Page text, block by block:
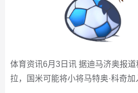
体育资讯6月3日讯 据迪马济奥报
拉，国米可能将小将马特奥·科奇加